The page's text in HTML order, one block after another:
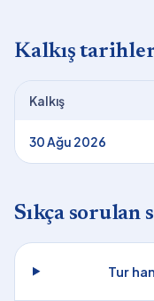
Kalkış
Kalkış
30 Ağu 2026
Sıkça sorulan
Tur